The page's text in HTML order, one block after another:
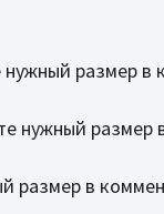
размер
нужный
размер в